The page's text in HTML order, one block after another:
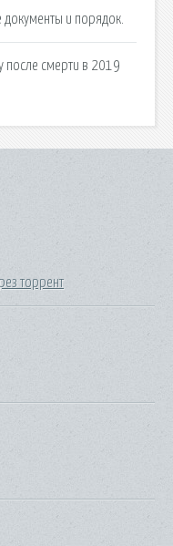
и порядок.
после смерти в 2019
торрент